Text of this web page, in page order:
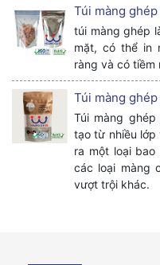
Túi màng ghép
túi màng ghép
mặt, có thể in
ràng và có
Túi màng
Túi màng
tạo từ nhiều lớp
ra một loại
các loại màng
vượt trội khác.